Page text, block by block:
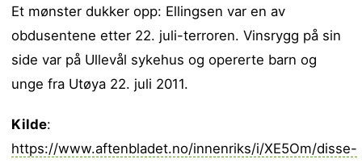
Et mønster dukker opp: Ellingsen var en av
obdusentene etter 22. juli-terroren. Vinsrygg på sin
side var på Ullevål sykehus og opererte barn og
unge fra Utøya 22. juli 2011.
Kilde:
https://www.aftenbladet.no/innenriks/i/XE5Om/disse-